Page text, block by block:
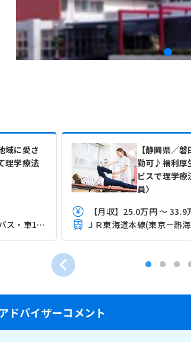
域に愛さ
理学療法
天竜浜名湖鉄道「遠江一宮駅」（バス・車17分）
【静岡県／磐
勤可♪福利厚
ビスで理学療
員〉
【月収】25.0万円 ～ 33.9
ドバイザーコメント